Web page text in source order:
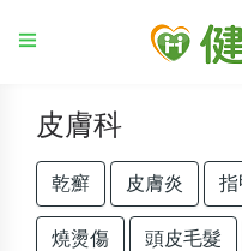
皮膚科
乾癬 皮膚炎 指
燒燙傷 頭皮毛髮